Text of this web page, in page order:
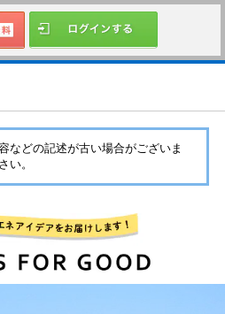
などの記述が古い場合がございま
い。